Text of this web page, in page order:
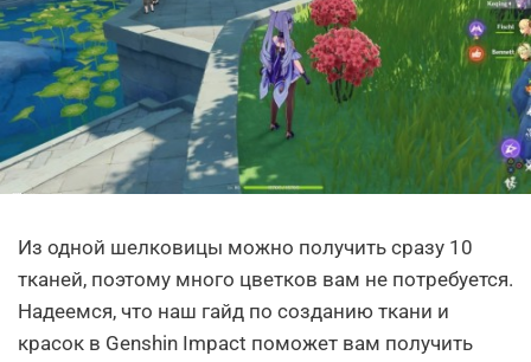
Из одной шелковицы можно получить сразу 10
тканей, поэтому много цветков вам не потребуется.
Надеемся, что наш гайд по созданию ткани и
красок в Genshin Impact поможет вам получить